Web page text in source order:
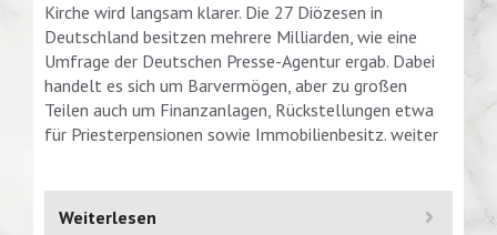
Kirche wird langsam klarer. Die 27 Diözesen in
Deutschland besitzen mehrere Milliarden, wie eine
Umfrage der Deutschen Presse-Agentur ergab. Dabei
handelt es sich um Barvermögen, aber zu großen
Teilen auch um Finanzanlagen, Rückstellungen etwa
für Priesterpensionen sowie Immobilienbesitz. weiter
Weiterlesen